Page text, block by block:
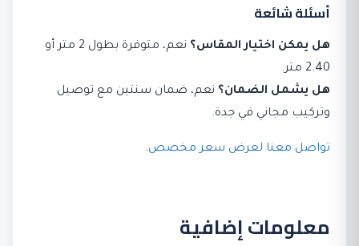
أسئلة شائعة
هل يمكن اختيار المقاس؟
نعم، متوفرة بطول 2 متر أو
2.40 متر.
هل يشمل الضمان؟ نعم، ضمان سنتين مع توصيل
وتركيب مجاني في جدة.
تواصل معنا لعرض سعر مخصص.
معلومات إضافية